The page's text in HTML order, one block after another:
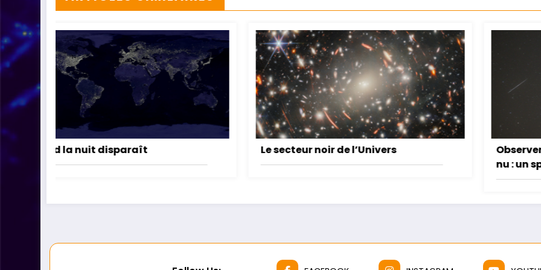
Le secteur noir de l’Univers
Observer les étoiles filantes à l’œil
nu : un spectacle accessible à tous